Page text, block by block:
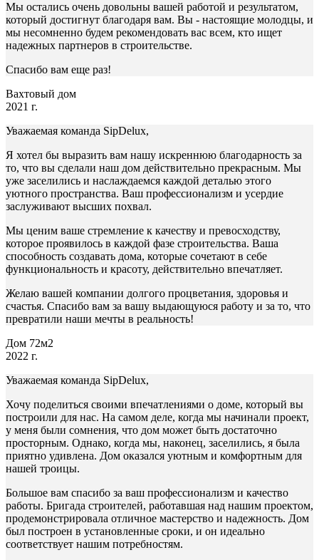
Мы остались очень довольны вашей работой и результатом,
который достигнут благодаря вам. Вы - настоящие молодцы, и
мы несомненно будем рекомендовать вас всем, кто ищет
надежных партнеров в строительстве.
Спасибо вам еще раз!
Вахтовый дом
2021 г.
Уважаемая команда SipDelux,
Я хотел бы выразить вам нашу искреннюю благодарность за
то, что вы сделали наш дом действительно прекрасным. Мы
уже заселились и наслаждаемся каждой деталью этого
уютного пространства. Ваш профессионализм и усердие
заслуживают высших похвал.
Мы ценим ваше стремление к качеству и превосходству,
которое проявилось в каждой фазе строительства. Ваша
способность создавать дома, которые сочетают в себе
функциональность и красоту, действительно впечатляет.
Желаю вашей компании долгого процветания, здоровья и
счастья. Спасибо вам за вашу выдающуюся работу и за то, что
превратили наши мечты в реальность!
Дом 72м2
2022 г.
Уважаемая команда SipDelux,
Хочу поделиться своими впечатлениями о доме, который вы
построили для нас. На самом деле, когда мы начинали проект,
у меня были сомнения, что дом может быть достаточно
просторным. Однако, когда мы, наконец, заселились, я была
приятно удивлена. Дом оказался уютным и комфортным для
нашей троицы.
Большое вам спасибо за ваш профессионализм и качество
работы. Бригада строителей, работавшая над нашим проектом,
продемонстрировала отличное мастерство и надежность. Дом
был построен в установленные сроки, и он идеально
соответствует нашим потребностям.